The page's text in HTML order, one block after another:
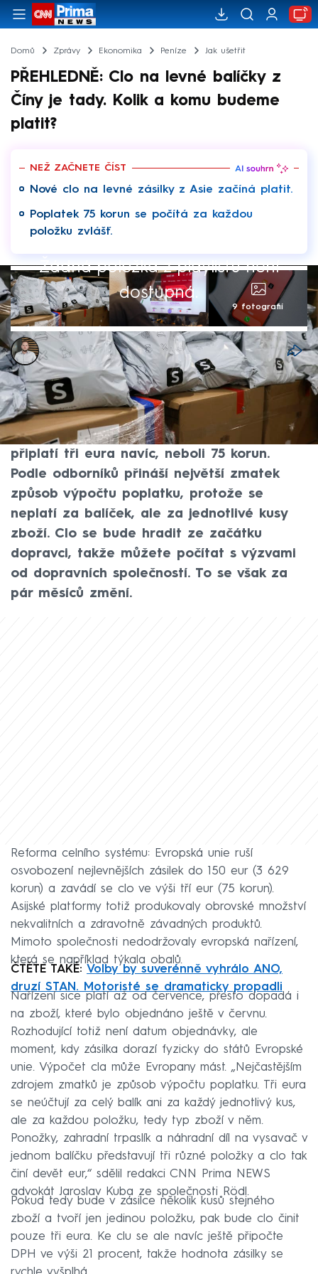
Domů Zprávy Ekonomika Peníze Jak ušetřit
PŘEHLEDNĚ: Clo na levné balíčky z
Číny je tady. Kolik a komu budeme
platit?
NEŽ ZAČNETE ČÍST
Nové clo na levné zásilky z Asie začíná platit.
Poplatek 75 korun se počítá za každou
položku zvlášť.
Žádná položka z playlistu není
dostupná.
9 fotografií
Ladislav Šustr
30. čvn 2026, 15:06
Od 1. července začíná platit nové evropské
clo uvalené na levné zásilky z asijských
online tržišť. Lidé si za nejmenší balíčky
připlatí tři eura navíc, neboli 75 korun.
Podle odborníků přináší největší zmatek
způsob výpočtu poplatku, protože se
neplatí za balíček, ale za jednotlivé kusy
zboží. Clo se bude hradit ze začátku
dopravci, takže můžete počítat s výzvami
od dopravních společností. To se však za
pár měsíců změní.
Reforma celního systému: Evropská unie ruší
osvobození nejlevnějších zásilek do 150 eur (3 629
korun) a zavádí se clo ve výši tří eur (75 korun).
Asijské platformy totiž produkovaly obrovské množství
nekvalitních a zdravotně závadných produktů.
Mimoto společnosti nedodržovaly evropská nařízení,
která se například týkala obalů.
ČTĚTE TAKÉ: Volby by suverénně vyhrálo ANO,
druzí STAN. Motoristé se dramaticky propadli
Nařízení sice platí až od července, přesto dopadá i
na zboží, které bylo objednáno ještě v červnu.
Rozhodující totiž není datum objednávky, ale
moment, kdy zásilka dorazí fyzicky do států Evropské
unie. Výpočet cla může Evropany mást. „Nejčastějším
zdrojem zmatků je způsob výpočtu poplatku. Tři eura
se neúčtují za celý balík ani za každý jednotlivý kus,
ale za každou položku, tedy typ zboží v něm.
Ponožky, zahradní trpaslík a náhradní díl na vysavač v
jednom balíčku představují tři různé položky a clo tak
činí devět eur,“ sdělil redakci CNN Prima NEWS
advokát Jaroslav Kuba ze společnosti Rödl.
Pokud tedy bude v zásilce několik kusů stejného
zboží a tvoří jen jedinou položku, pak bude clo činit
pouze tři eura. Ke clu se ale navíc ještě připočte
DPH ve výši 21 procent, takže hodnota zásilky se